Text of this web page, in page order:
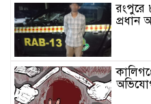
রংপুরে
প্রধান